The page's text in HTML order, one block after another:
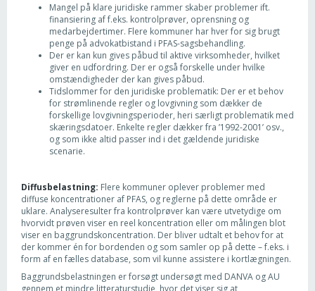
Mangel på klare juridiske rammer skaber problemer ift.
finansiering af f.eks. kontrolprøver, oprensning og
medarbejdertimer. Flere kommuner har hver for sig brugt
penge på advokatbistand i PFAS-sagsbehandling.
Der er kan kun gives påbud til aktive virksomheder, hvilket
giver en udfordring. Der er også forskelle under hvilke
omstændigheder der kan gives påbud.
Tidslommer for den juridiske problematik: Der er et behov
for strømlinende regler og lovgivning som dækker de
forskellige lovgivningsperioder, heri særligt problematik med
skæringsdatoer. Enkelte regler dækker fra ’1992-2001’ osv.,
og som ikke altid passer ind i det gældende juridiske
scenarie.
Diffusbelastning: Flere kommuner oplever problemer med
diffuse koncentrationer af PFAS, og reglerne på dette område er
uklare. Analyseresulter fra kontrolprøver kan være utvetydige om
hvorvidt prøven viser en reel koncentration eller om målingen blot
viser en baggrundskoncentration. Der bliver udtalt et behov for at
der kommer én for bordenden og som samler op på dette – f.eks. i
form af en fælles database, som vil kunne assistere i kortlægningen.
Baggrundsbelastningen er forsøgt undersøgt med DANVA og AU
gennem et mindre litteraturstudie, hvor det viser sig at